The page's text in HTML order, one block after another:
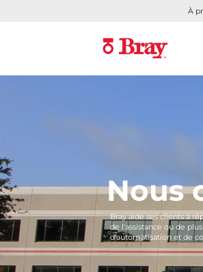
À
Nous
Bray aide ses clients à
de l'assistance ou de
d'automatisation et de